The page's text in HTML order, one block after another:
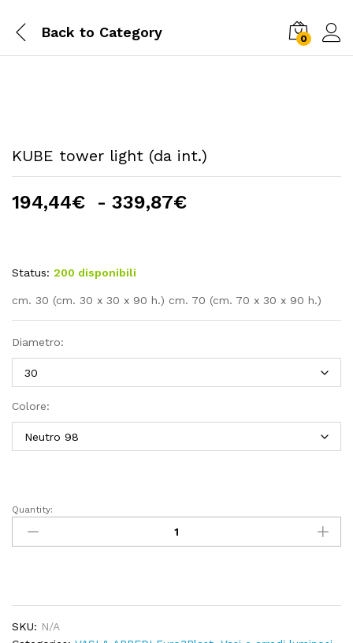
Back to Category 0
KUBE tower light (da int.)
194,44€ - 339,87€
a
339,87€
Status: 200 disponibili
cm. 30 (cm. 30 x 30 x 90 h.) cm. 70 (cm. 70 x 30 x 90 h.)
Diametro:
Colore:
KUBE
tower
light
Quantity:
SKU: N/A